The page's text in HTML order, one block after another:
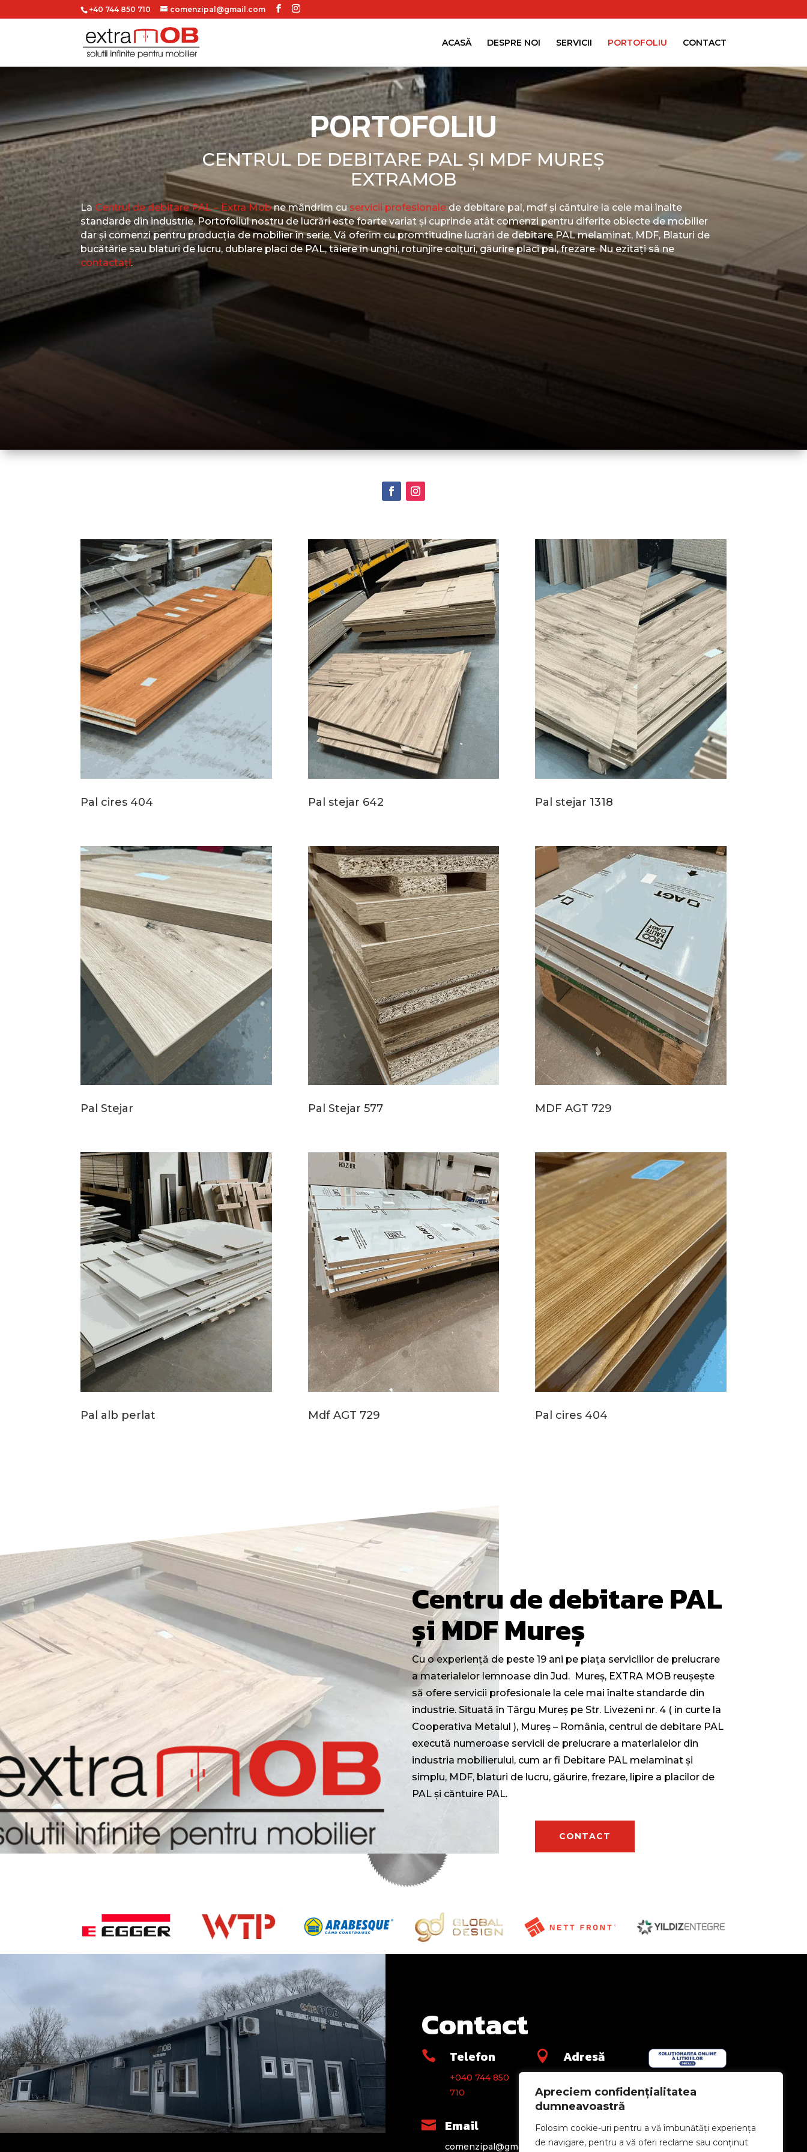
Apreciem confidențialitatea
dumneavoastră
Folosim cookie-uri pentru a vă îmbunătăți experiența
de navigare, pentru a vă oferi reclame sau conținut
+40 744 850 710 comenzipal@gmail.com
ACASĂ DESPRE NOI SERVICII PORTOFOLIU CONTACT
PORTOFOLIU
CENTRUL DE DEBITARE PAL ȘI MDF MUREȘ
EXTRAMOB
La Centrul de debitare PAL – Extra Mobne mândrim cu servicii profesionale de debitare pal, mdf și căntuire la cele mai înalte
standarde din industrie. Portofoliul nostru de lucrări este foarte variat și cuprinde atât comenzi pentru diferite obiecte de mobilier
dar și comenzi pentru producția de mobilier în serie. Vă oferim cu promtitudine lucrări de debitare PAL melaminat, MDF, Blaturi de
bucătărie sau blaturi de lucru, dublare placi de PAL, tăiere în unghi, rotunjire colțuri, găurire placi pal, frezare. Nu ezitați să ne
contactați.
Pal cires 404 Pal stejar 642 Pal stejar 1318
Pal Stejar Pal Stejar 577 MDF AGT 729
Pal alb perlat Mdf AGT 729 Pal cires 404
Centru de debitare PAL
și MDF Mureș
Cu o experiență de peste 19 ani pe piața serviciilor de prelucrare
a materialelor lemnoase din Jud. Mureș, EXTRA MOB reușește
să ofere servicii profesionale la cele mai înalte standarde din
industrie. Situată în Târgu Mureș pe Str. Livezeni nr. 4 ( in curte la
Cooperativa Metalul ), Mureș – România, centrul de debitare PAL
execută numeroase servicii de prelucrare a materialelor din
industria mobilierului, cum ar fi Debitare PAL melaminat și
simplu, MDF, blaturi de lucru, găurire, frezare, lipire a placilor de
PAL și căntuire PAL.
CONTACT
Contact
 Telefon
+040 744 850
710
 Email
comenzipal@gmail.com
 Adresă
4, Târgu Mureș
540565, Jud.
România